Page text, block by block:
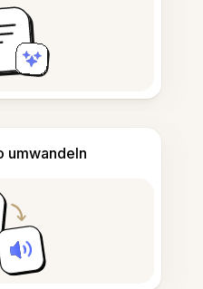
umwandeln